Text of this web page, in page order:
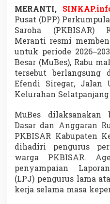
MERANTI,
Pusat (DPP)
Saroha (PKBISAR)
Meranti resmi
untuk periode
Besar (MuBes), Rabu
tersebut
Efendi Siregar, Jalan
Kelurahan
MuBes dilaksanakan
Dasar dan Anggaran
PKBISAR Kabupaten
dihadiri pengurus
warga PKBISAR.
penyampaian
(LPJ) pengurus lama
kerja selama masa